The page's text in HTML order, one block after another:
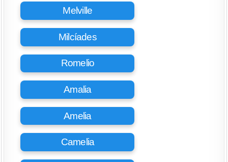
Melville
Milcíades
Romelio
Amalia
Amelia
Camelia